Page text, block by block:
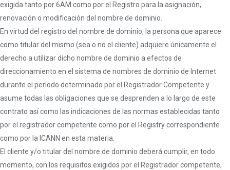
exigida tanto por 6AM como por el Registro para la asignación,
renovación o modificación del nombre de dominio.
En virtud del registro del nombre de dominio, la persona que aparece
como titular del mismo (sea o no el cliente) adquiere únicamente el
derecho a utilizar dicho nombre de dominio a efectos de
direccionamiento en el sistema de nombres de dominio de Internet
durante el periodo determinado por el Registrador Competente y
asume todas las obligaciones que se desprenden a lo largo de este
contrato así como las indicaciones de las normas establecidas tanto
por el registrador competente como por el Registry correspondiente
como por la ICANN en esta materia.
El cliente y/o titular del nombre de dominio deberá cumplir, en todo
momento, con los requisitos exigidos por el Registrador competente,